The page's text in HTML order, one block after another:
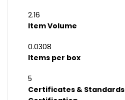
2.16
Item Volume
0.0308
Items per box
5
Certificates & Standards